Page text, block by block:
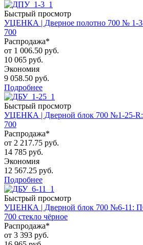
Быстрый просмотр
УЦЕНКА | Дверное полотно 700 № 1-
700
Распродажа*
от 1 006.50 руб.
10 065 руб.
Экономия
9 058.50 руб.
Подробнее
Быстрый просмотр
УЦЕНКА | Дверной блок 700 №1-25-
700
Распродажа*
от 2 217.75 руб.
14 785 руб.
Экономия
12 567.25 руб.
Подробнее
Быстрый просмотр
УЦЕНКА | Дверной блок 700 №6-11:
700 стекло чёрное
Распродажа*
от 3 393 руб.